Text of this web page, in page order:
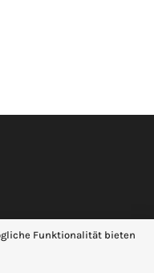
Impressum
Funktionalität bieten